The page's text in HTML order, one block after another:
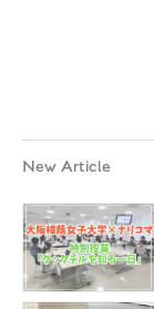
New Article